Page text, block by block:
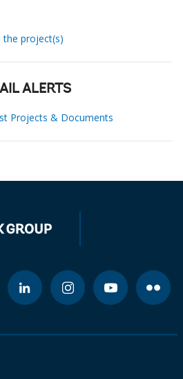
the project(s)
ALERTS
Projects & Documents